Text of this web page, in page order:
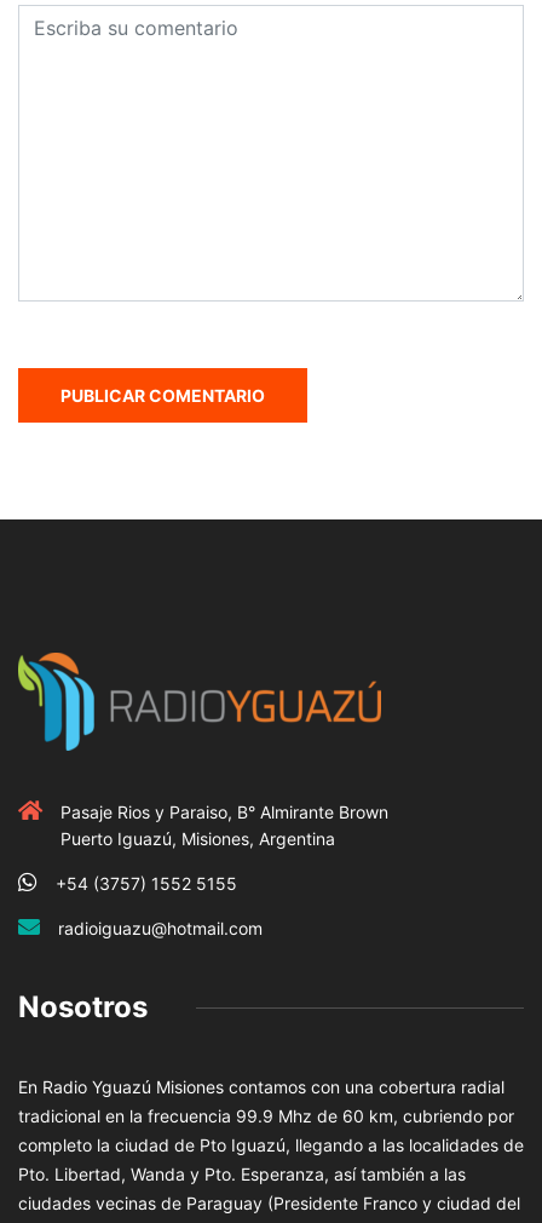
Pasaje Rios y Paraiso, B° Almirante Brown
Puerto Iguazú, Misiones, Argentina
+54 (3757) 1552 5155
radioiguazu@hotmail.com
Nosotros
En Radio Yguazú Misiones contamos con una cobertura radial
tradicional en la frecuencia 99.9 Mhz de 60 km, cubriendo por
completo la ciudad de Pto Iguazú, llegando a las localidades de
Pto. Libertad, Wanda y Pto. Esperanza, así también a las
ciudades vecinas de Paraguay (Presidente Franco y ciudad del